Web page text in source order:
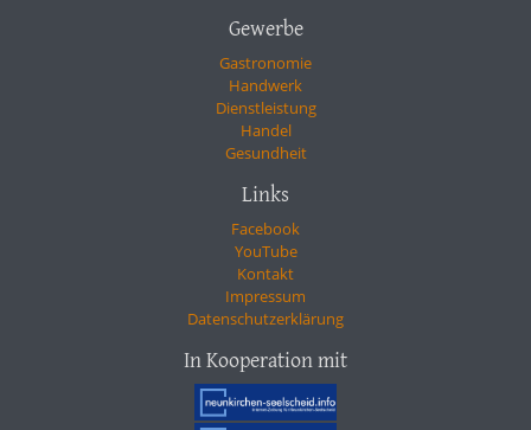
Gewerbe
Gastronomie
Handwerk
Dienstleistung
Handel
Gesundheit
Links
Facebook
YouTube
Kontakt
Impressum
Datenschutzerklärung
In Kooperation mit